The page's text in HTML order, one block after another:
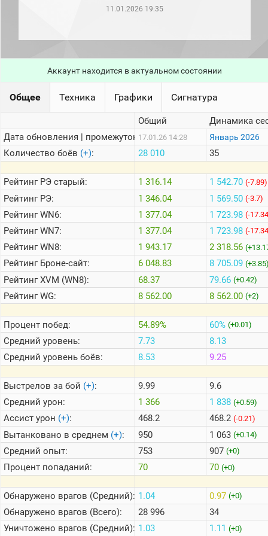
месяц)
(за
последние
сессии)
Топ
1000
Кланы
стримеров
Информация
Онлайн
Цветовая
шкала
Теlegram
ВК
Портал
Мира
Танков
11.01.2026 19:35
Аккаунт находится в актуальном состоянии
Общее Техника Графики Сигнатура
Дата обновления | промежуток:
Количество боёв (+):
РейтингРЭ старый:
РейтингРЭ:
РейтингWN6:
РейтингWN7:
РейтингWN8:
РейтингБроне-сайт:
РейтингXVM (WN8):
РейтингWG:
Процент побед:
Средний уровень:
Средний уровень боёв:
Выстрелов за бой (+):
Средний урон:
Ассист урон (+):
Вытанковано в среднем (+):
Средний опыт:
Процент попаданий:
Обнаружено врагов (Средний):
Обнаружено врагов (Всего):
Уничтожено врагов (Средний):
Общий
17.01.26 14:28
28 010
1 316.14
1 346.04
1 377.04
1 377.04
1 943.17
6 048.83
68.37
8 562.00
54.89%
7.73
8.53
9.99
1 366
468.2
950
753
70
1.04
28 996
1.03
Динамика
Январь 2026
35
1 542.70 (-7.89)
1 569.50 (-3.7)
1 723.98 (-
1 723.98 (-
2 318.56
8 705.09
79.66 (+0.42)
8 562.00 (+2)
60% (+0.01)
8.13
9.25
9.6
1 838 (+0.59)
468.2 (-0.21)
1 063 (+0.14)
907 (+0)
70 (+0)
0.97 (+0)
34
1.11 (+0)